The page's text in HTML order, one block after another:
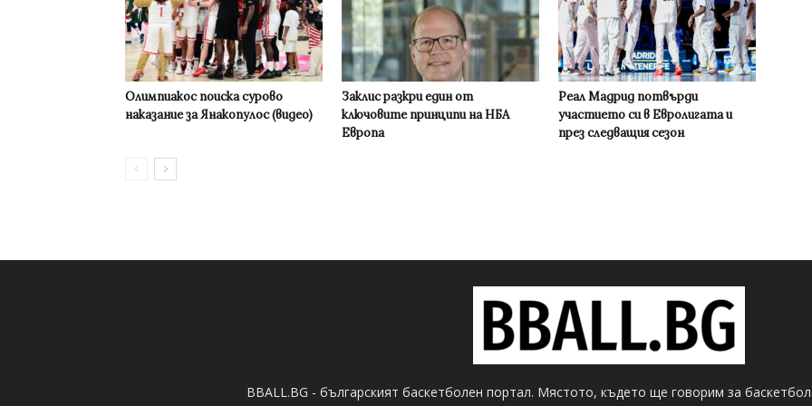
Олимпиакос поиска сурово
наказание за Янакопулос (видео)
Заклис разкри един от
ключовите принципи на НБА
Европа
Реал Мадрид потвърди
участието си в Евролигата и
през следващия сезон
BBALL.BG - българският баскетболен портал. Мястото, където ще говорим за